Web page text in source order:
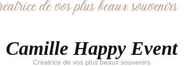
Camille Happy Event
Créatrice de vos plus beaux souvenirs